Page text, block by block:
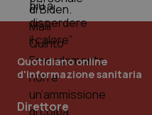
Quotidiano online
d'informazione sanitaria
Direttore
PHPSESSID